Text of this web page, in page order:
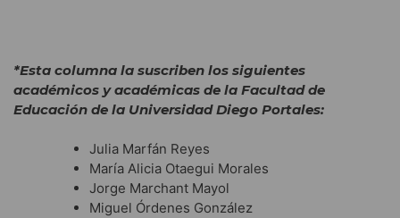
*Esta columna la suscriben los siguientes
académicos y académicas de la Facultad de
Educación de la Universidad Diego Portales:
Julia Marfán Reyes
María Alicia Otaegui Morales
Jorge Marchant Mayol
Miguel Órdenes González